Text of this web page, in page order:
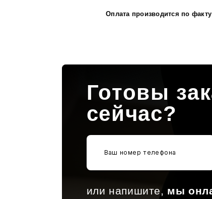
Оплата производится по
Готовы
сейчас?
или напишите, мы